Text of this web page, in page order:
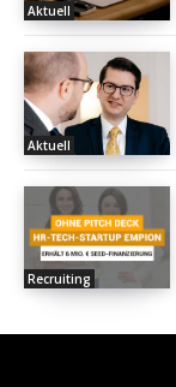
Aktuell
Aktuell
Recruiting